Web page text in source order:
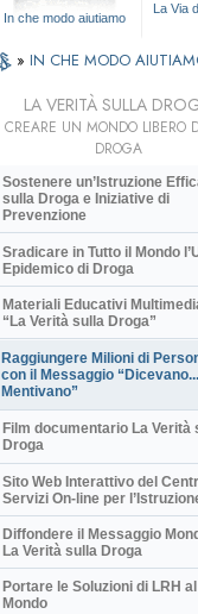
In che modo aiutiamo
La Via
» IN CHE MODO
LA VERITÀ SULLA
CREARE UN MONDO LIBERO
DROGA
Sostenere un’Istruzione
sulla Droga e Iniziative di
Prevenzione
Sradicare in Tutto il Mondo
Epidemico di Droga
Materiali Educativi
“La Verità sulla Droga”
Raggiungere Milioni di
con il Messaggio “Dicevano...
Mentivano”
Film documentario La Verità
Droga
Sito Web Interattivo del
Servizi On-line per
Diffondere il Messaggio
La Verità sulla Droga
Portare le Soluzioni di LRH al
Mondo